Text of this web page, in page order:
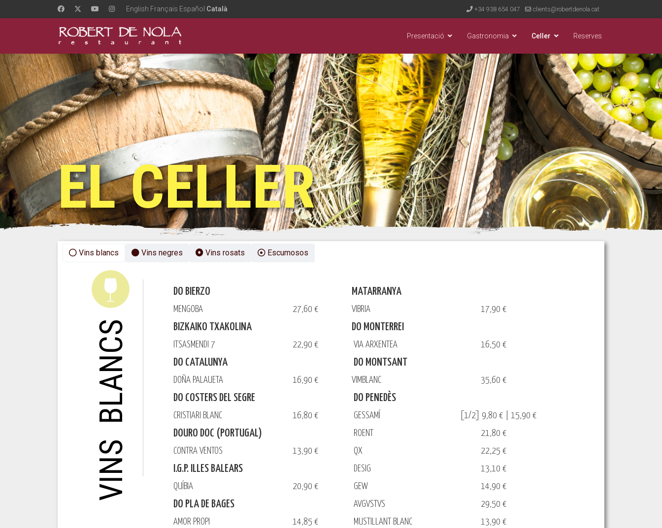
English Français Español Català +34 938 654 047 clients@robertdenola.cat
Presentació Gastronomia Celler Reserves
EL CELLER
Vins blancs Vins negres Vins rosats Escumosos
VINS BLANCS
DO BIERZO MATARRANYA
MENGOBA 27,60 € VIBRIA 17,90 €
BIZKAIKO TXAKOLINA DO MONTERREI
ITSASMENDI 7 22,90 € VIA ARXENTEA 16,50 €
DO CATALUNYA DO MONTSANT
DOÑA PALAUETA 16,90 € VIMBLANC 35,60 €
DO COSTERS DEL SEGRE DO PENEDÈS
CRISTIARI BLANC 16,80 € GESSAMÍ [1/2] 9,80 € | 15,90 €
DOURO DOC (PORTUGAL) ROENT
21,80 €
CONTRA VENTOS
13,90 € QX 22,25 €
I.G.P. ILLES BALEARS DESIG
13,10 €
QUÍBIA
20,90 € GEW 14,90 €
DO PLA DE BAGES AVGVSTVS
29,50 €
AMOR PROPI
14,85 € MUSTILLANT BLANC 13,90 €